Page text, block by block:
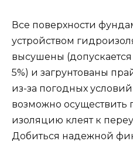
Все поверхности
устройством
высушены
5%) и загрунтованы
из-за погодных
возможно осуществить
изоляцию клеят к
Добиться надежной